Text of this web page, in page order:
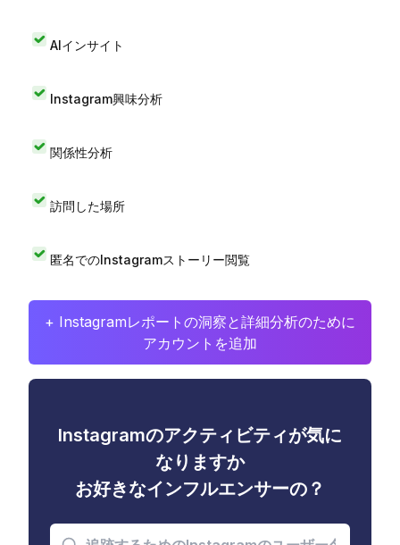
AIインサイト
Instagram興味分析
関係性分析
訪問した場所
匿名でのInstagramストーリー閲覧
+ Instagramレポートの洞察と詳細分析のために
アカウントを追加
Instagramのアクティビティが気に
なりますか
お好きなインフルエンサーの？